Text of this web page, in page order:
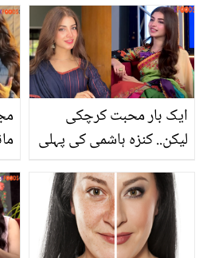
ایک بار محبت کرچکی
لیکن.. کنزہ ہاشمی کی پہلی
زندگی سے متعلق دلچسپ
باتیں